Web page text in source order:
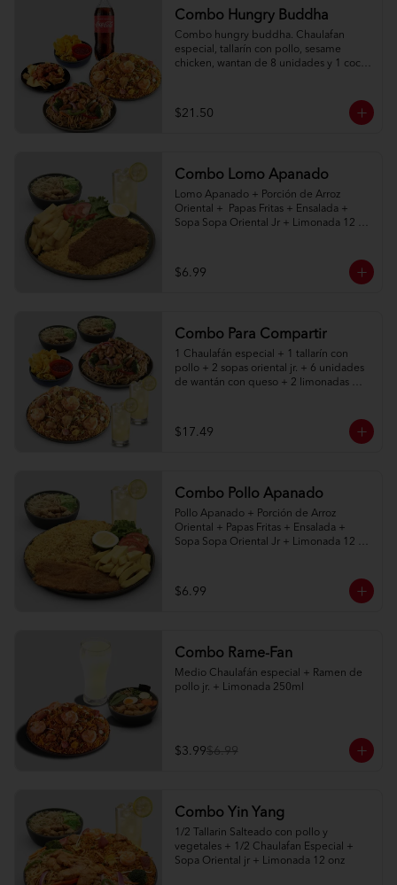
Combo Hungry Buddha
Combo hungry buddha. Chaulafan
especial, tallarín con pollo, sesame
chicken, wantan de 8 unidades y 1 coca
$21.50
Combo Lomo Apanado
Lomo Apanado + Porción de Arroz
Oriental +  Papas Fritas + Ensalada +
Sopa Sopa Oriental Jr + Limonada 12
$6.99
Combo Para Compartir
1 Chaulafán especial + 1 tallarín con
pollo + 2 sopas oriental jr. + 6 unidades
de wantán con queso + 2 limonadas
$17.49
Combo Pollo Apanado
Pollo Apanado + Porción de Arroz
Oriental + Papas Fritas + Ensalada +
Sopa Sopa Oriental Jr + Limonada 12
$6.99
Combo Rame-Fan
Medio Chaulafán especial + Ramen de
pollo jr. + Limonada 250ml
$3.99$6.99
Combo Yin Yang
1/2 Tallarin Salteado con pollo y
vegetales + 1/2 Chaulafan Especial +
Sopa Oriental jr + Limonada 12 onz